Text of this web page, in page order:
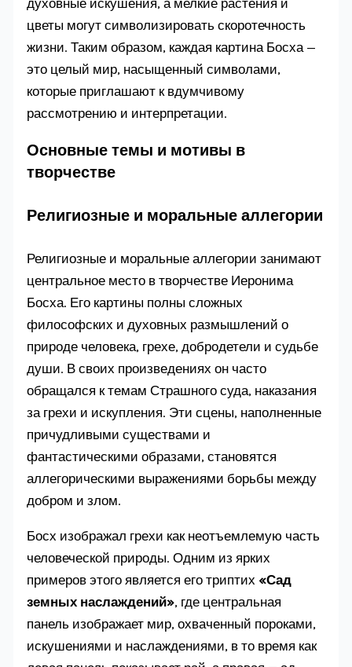
духовные искушения, а мелкие растения и
цветы могут символизировать скоротечность
жизни. Таким образом, каждая картина Босха —
это целый мир, насыщенный символами,
которые приглашают к вдумчивому
рассмотрению и интерпретации.
Основные темы и мотивы в
творчестве
Религиозные и моральные аллегории
Религиозные и моральные аллегории занимают
центральное место в творчестве Иеронима
Босха. Его картины полны сложных
философских и духовных размышлений о
природе человека, грехе, добродетели и судьбе
души. В своих произведениях он часто
обращался к темам Страшного суда, наказания
за грехи и искупления. Эти сцены, наполненные
причудливыми существами и
фантастическими образами, становятся
аллегорическими выражениями борьбы между
добром и злом.
Босх изображал грехи как неотъемлемую часть
человеческой природы. Одним из ярких
примеров этого является его триптих «Сад
земных наслаждений», где центральная
панель изображает мир, охваченный пороками,
искушениями и наслаждениями, в то время как